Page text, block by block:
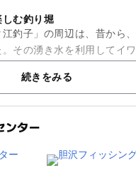
む釣り堀
江釣子」の周辺は、昔から
その湧き水を利用してイ
釣り堀です。 手ぶらで行って
続きをみる
ンター